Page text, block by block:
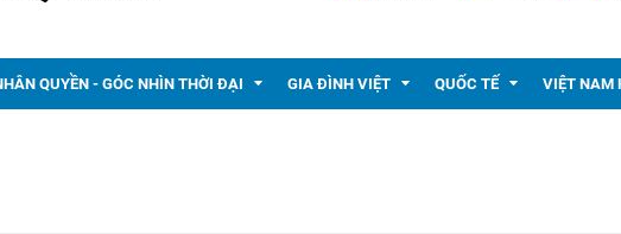
QUYỀN - GÓC NHÌN THỜI ĐẠI GIA ĐÌNH VIỆT QUỐC TẾ VIỆT NAM